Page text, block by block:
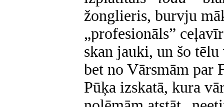
žonglieris, burvju
„profesionāls”
skan jauki, un šo
bet no Vārsmām par
Pūķa izskatā, kura